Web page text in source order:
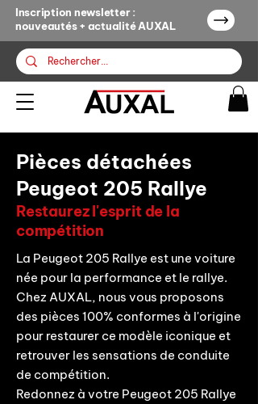
Inscription newsletter :
nouveautés + actualité AUXAL
Pièces détachées
Peugeot 205 Rallye
Restaurez l'esprit de la
compétition
La Peugeot 205 Rallye est une voiture
née pour la performance et le rallye.
Chez AUXAL, nous vous proposons
des pièces 100% conformes à l'origine
pour restaurer ce modèle iconique et
retrouver les sensations de conduite
de compétition.
Redonnez à votre Peugeot 205 Rallye